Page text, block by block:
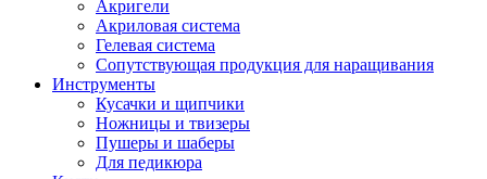
Акригели
Акриловая система
Гелевая система
Сопутствующая продукция для наращивания
Инструменты
Кусачки и щипчики
Ножницы и твизеры
Пушеры и шаберы
Для педикюра